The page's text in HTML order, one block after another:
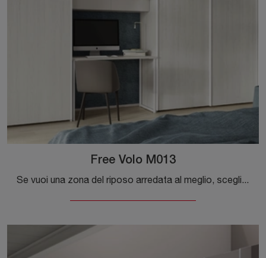
Free Volo M013
Se vuoi una zona del riposo arredata al meglio, scegli l'armadio Free Volo M013 con ante scorrevoli di Colombini Casa!